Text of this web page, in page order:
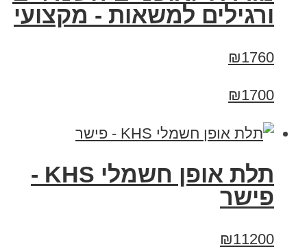
ורגילים למשאות - מקצועי
₪1760
₪1700
תלת אופן חשמלי KHS -
פישר
₪11200